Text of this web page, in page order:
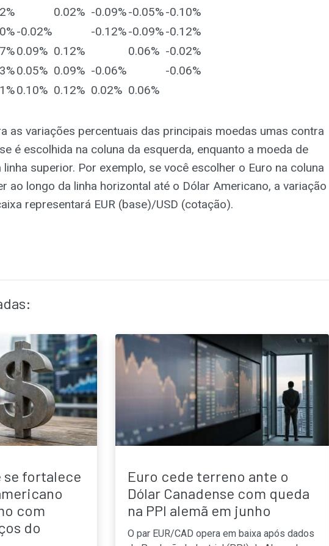
0.02% -0.09%-0.05%-0.10%
-0.02% -0.12%-0.09%-0.12%
0.09% 0.12% 0.06% -0.02%
0.05% 0.09% -0.06%
-0.06%
0.10% 0.12% 0.02% 0.06%
as variações percentuais das principais moedas umas contra
é escolhida na coluna da esquerda, enquanto a moeda de
superior. Por exemplo, se você escolher o Euro na coluna
ao longo da linha horizontal até o Dólar Americano, a variação
representará EUR (base)/USD (cotação).
se fortalece
com
do
Euro cede terreno ante o
Dólar Canadense com queda
na PPI alemã em junho
O par EUR/CAD opera em baixa após dados